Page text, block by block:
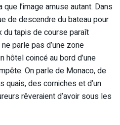
l’image amuse autant. Dans
de descendre du bateau pour
du tapis de course paraît
parle pas d’une zone
hôtel coincé au bord d’une
On parle de Monaco, de
quais, des corniches et d’un
rêveraient d’avoir sous les